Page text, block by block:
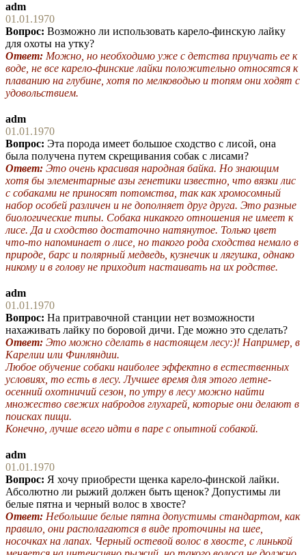
adm
01.01.1970
Вопрос: Возможно ли использовать карело-финскую лайку
для охоты на утку?
Ответ: Можно, но необходимо уже с детства приучать ее к
воде, не все карело-финские лайки положительно относятся к
плаванию на глубине, хотя по мелководью и топям они ходят с
удовольствием.
adm
01.01.1970
Вопрос: Эта порода имеет большое сходство с лисой, она
была получена путем скрещивания собак с лисами?
Ответ: Это очень красивая народная байка. Но знающим
хотя бы элементарные азы генетики известно, что вязки лис
с собаками не приносят потомства, так как хромосомный
набор особей различен и не дополняет друг друга. Это разные
биологические типы. Собака никакого отношения не имеет к
лисе. Да и сходство достаточно натянутое. Только цвет
что-то напоминает о лисе, но такого рода сходства немало в
природе, барс и полярный медведь, кузнечик и лягушка, однако
никому и в голову не приходит настаивать на их родстве.
adm
01.01.1970
Вопрос: На притравочной станции нет возможности
нахаживать лайку по боровой дичи. Где можно это сделать?
Ответ: Это можно сделать в настоящем лесу:)! Например, в
Карелии или Финляндии.
Любое обучение собаки наиболее эффектно в естественных
условиях, то есть в лесу. Лучшее время для этого летне-
осенний охотничий сезон, по утру в лесу можно найти
множество свежих набродов глухарей, которые они делают в
поисках пищи.
Конечно, лучше всего идти в паре с опытной собакой.
adm
01.01.1970
Вопрос: Я хочу приобрести щенка карело-финской лайки.
Абсолютно ли рыжий должен быть щенок? Допустимы ли
белые пятна и черный волос в хвосте?
Ответ: Небольшие белые пятна допустимы стандартом, как
правило, они располагаются в виде проточины на шее,
носочках на лапах. Черный остевой волос в хвосте, с линькой